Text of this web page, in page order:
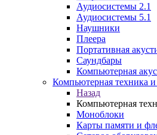
Аудиосистемы 2.1
Аудиосистемы 5.1
Наушники
Плеера
Портативная
Саундбары
Компьютерная
Компьютерная техника
Назад
Компьютерная
Моноблоки
Карты памяти и